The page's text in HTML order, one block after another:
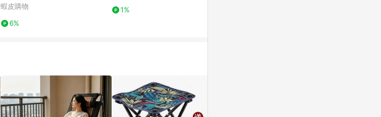
椅躺椅客廳家用懶人摺疊椅
蝦皮購物
6%
1%